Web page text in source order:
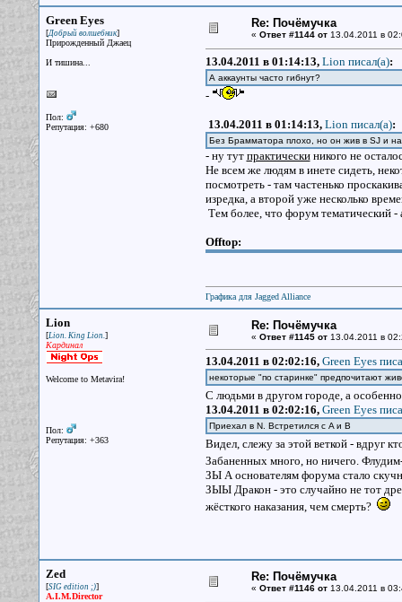
Green Eyes
[Добрый волшебник]
Прирожденный Джаец
И тишина...
Пол:
Репутация: +680
Re: Почёмучка
« Ответ #1144 от13.04.2011 в
13.04.2011 в 01:14:13, Lion писал(a):
А аккаунты часто гибнут?
-
13.04.2011 в 01:14:13, Lion писал(a):
Без Брамматора плохо, но он жив в SJ и
- ну тут практическиникого не
Не всем же людям в инете сидеть,
посмотреть - там частенько
изредка, а второй уже несколько
Тем более, что форум тематический -
Offtop:
Графика для Jagged Alliance
Lion
[Lion. King Lion.]
Кардинал
Welcome to Metavira!
Пол:
Репутация: +363
Re: Почёмучка
« Ответ #1145 от13.04.2011 в
13.04.2011 в 02:02:16, Green Eyes
некоторые "по старинке" предпочитают
С людьми в другом городе, а
13.04.2011 в 02:02:16, Green Eyes
Приехал в N. Встретился с A и B
Видел, слежу за этой веткой - вдруг
Забаненных много, но ничего.
ЗЫ А основателям форума стало
ЗЫЫ Дракон - это случайно не тот
жёсткого наказания, чем смерть?
Zed
[SIG edition ;)]
A.I.M.Director
Re: Почёмучка
« Ответ #1146 от13.04.2011 в